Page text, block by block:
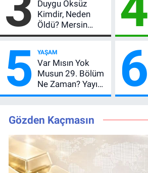
Değişmedi
Duygu Öksüz
Kimdir, Neden
Öldü? Mersin
Basınının Acı
5 YAŞAM
Var Mısın Yok
Musun 29. Bölüm
Ne Zaman? Yayın
Günü Değişti, Yeni
6
Gözden Kaçmasın